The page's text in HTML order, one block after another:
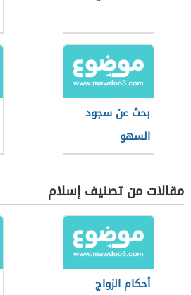
بحث عن سجود
السهو
مقالات من تصنيف إسلام
أحكام الزواج